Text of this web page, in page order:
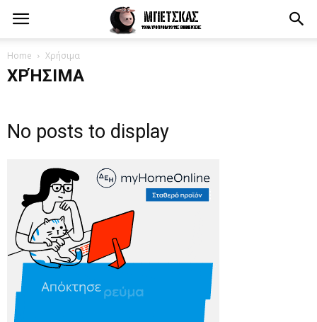
Home Χρήσιμα
ΧΡΉΣΙΜΑ
No posts to display